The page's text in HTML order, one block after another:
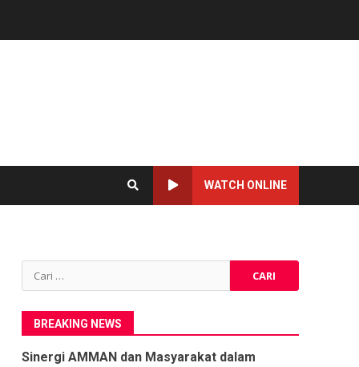
WATCH ONLINE
Cari
untuk:
BREAKING NEWS
Sinergi AMMAN dan Masyarakat dalam